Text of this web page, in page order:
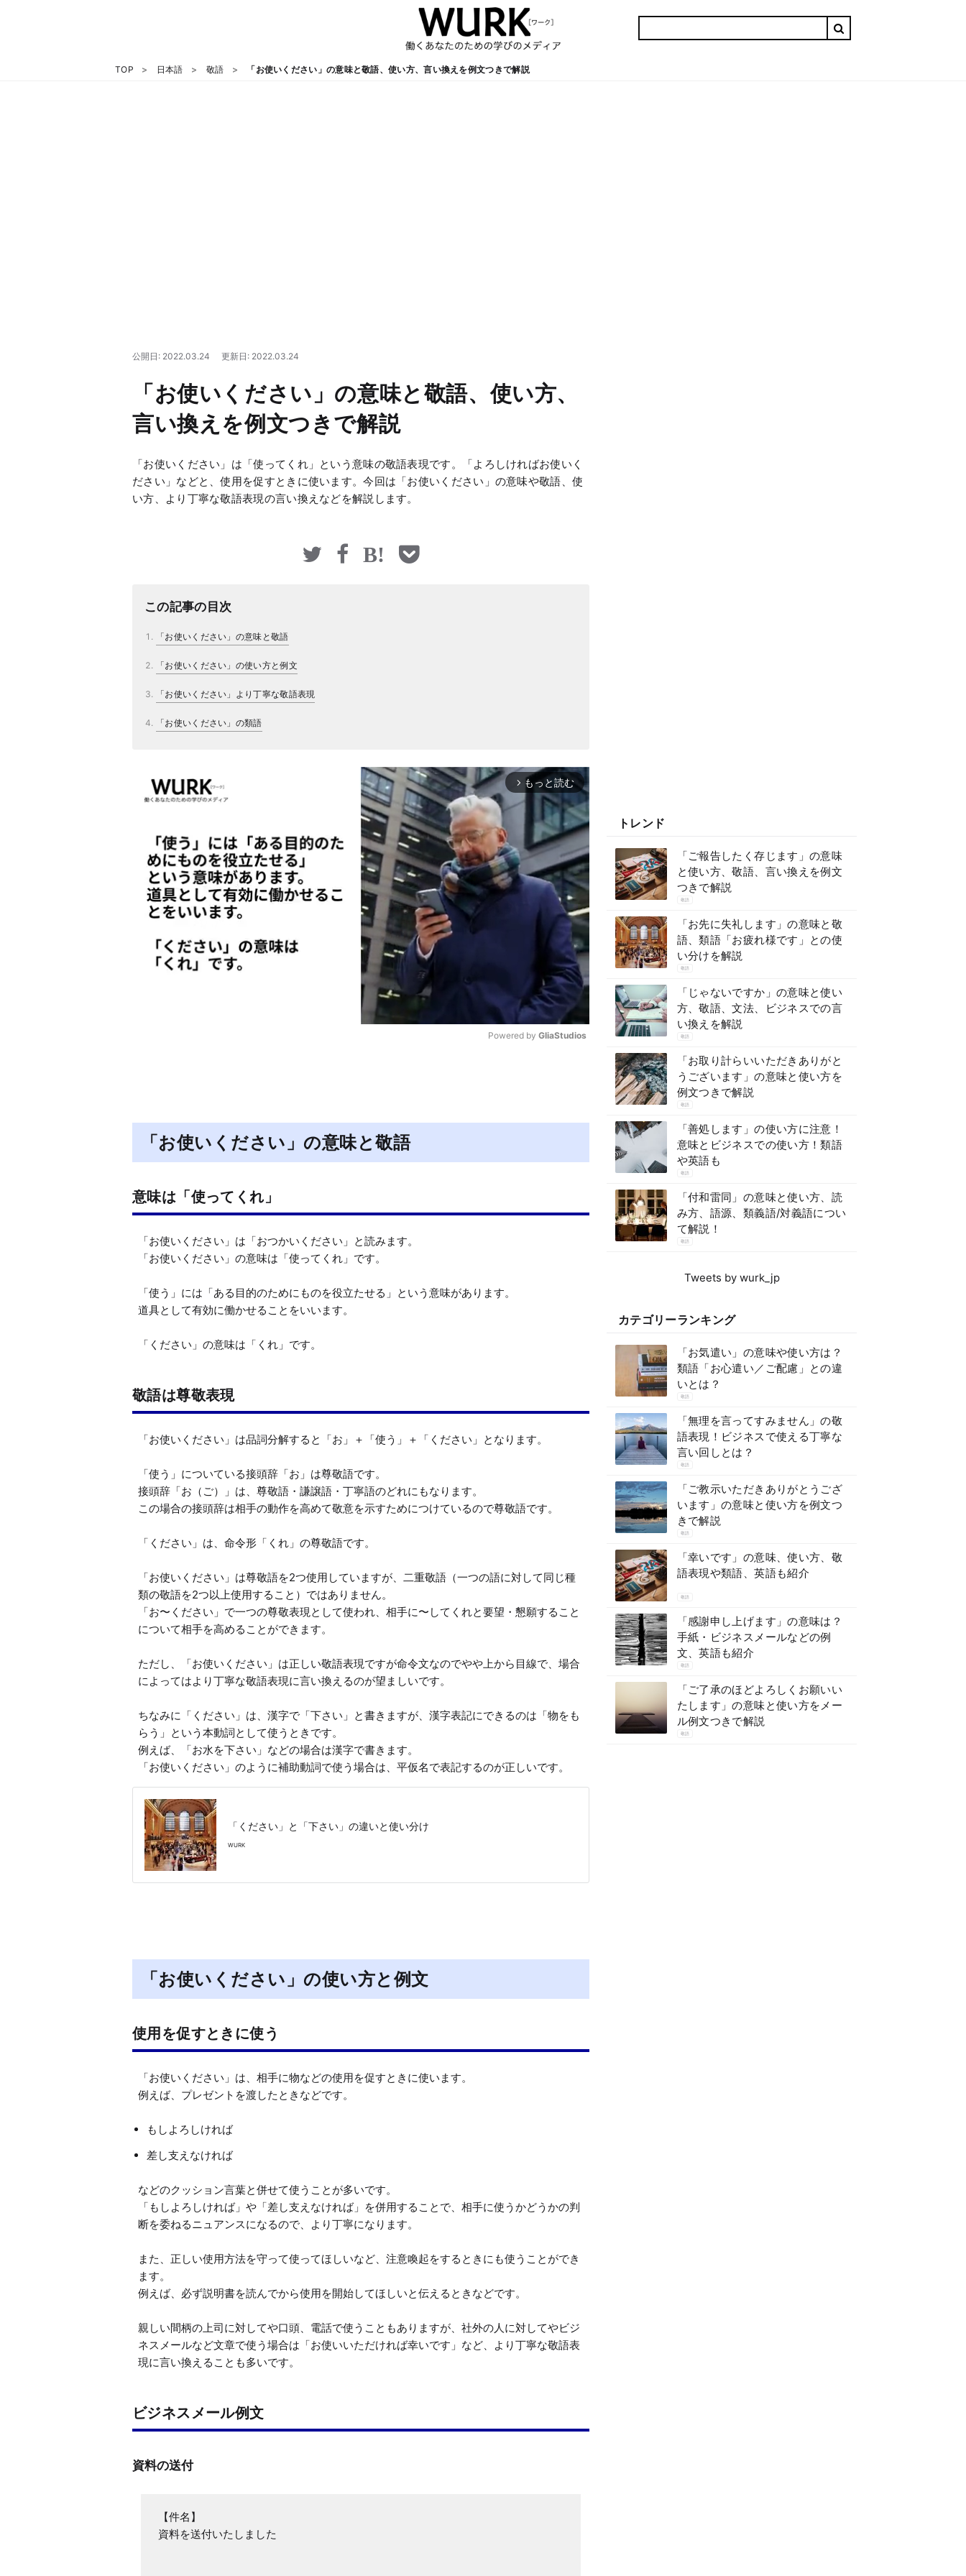
TOP 日本語 敬語 「お使いください」の意味と敬語、使い方、言い換えを例文つきで解説
公開日: 2022.03.24 更新日: 2022.03.24
「お使いください」の意味と敬語、使い方、
言い換えを例文つきで解説
「お使いください」は「使ってくれ」という意味の敬語表現です。「よろしければお使いく
ださい」などと、使用を促すときに使います。今回は「お使いください」の意味や敬語、使
い方、より丁寧な敬語表現の言い換えなどを解説します。
この記事の目次
「お使いください」の意味と敬語
「お使いください」の使い方と例文
「お使いください」より丁寧な敬語表現
「お使いください」の類語
arrow_forward_ios もっと読む
Powered by GliaStudios
「お使いください」の意味と敬語
意味は「使ってくれ」
「お使いください」は「おつかいください」と読みます。
「お使いください」の意味は「使ってくれ」です。
「使う」には「ある目的のためにものを役立たせる」という意味があります。
道具として有効に働かせることをいいます。
「ください」の意味は「くれ」です。
敬語は尊敬表現
「お使いください」は品詞分解すると「お」＋「使う」＋「ください」となります。
「使う」についている接頭辞「お」は尊敬語です。
接頭辞「お（ご）」は、尊敬語・謙譲語・丁寧語のどれにもなります。
この場合の接頭辞は相手の動作を高めて敬意を示すためにつけているので尊敬語です。
「ください」は、命令形「くれ」の尊敬語です。
「お使いください」は尊敬語を2つ使用していますが、二重敬語（一つの語に対して同じ種
類の敬語を2つ以上使用すること）ではありません。
「お〜ください」で一つの尊敬表現として使われ、相手に〜してくれと要望・懇願すること
について相手を高めることができます。
ただし、「お使いください」は正しい敬語表現ですが命令文なのでやや上から目線で、場合
によってはより丁寧な敬語表現に言い換えるのが望ましいです。
ちなみに「ください」は、漢字で「下さい」と書きますが、漢字表記にできるのは「物をも
らう」という本動詞として使うときです。
例えば、「お水を下さい」などの場合は漢字で書きます。
「お使いください」のように補助動詞で使う場合は、平仮名で表記するのが正しいです。
「ください」と「下さい」の違いと使い分け
WURK
「お使いください」の使い方と例文
使用を促すときに使う
「お使いください」は、相手に物などの使用を促すときに使います。
例えば、プレゼントを渡したときなどです。
もしよろしければ
差し支えなければ
などのクッション言葉と併せて使うことが多いです。
「もしよろしければ」や「差し支えなければ」を併用することで、相手に使うかどうかの判
断を委ねるニュアンスになるので、より丁寧になります。
また、正しい使用方法を守って使ってほしいなど、注意喚起をするときにも使うことができ
ます。
例えば、必ず説明書を読んでから使用を開始してほしいと伝えるときなどです。
親しい間柄の上司に対してや口頭、電話で使うこともありますが、社外の人に対してやビジ
ネスメールなど文章で使う場合は「お使いいただければ幸いです」など、より丁寧な敬語表
現に言い換えることも多いです。
ビジネスメール例文
資料の送付
【件名】
資料を送付いたしました
トレンド
「ご報告したく存じます」の意味
と使い方、敬語、言い換えを例文
つきで解説
敬語
「お先に失礼します」の意味と敬
語、類語「お疲れ様です」との使
い分けを解説
敬語
「じゃないですか」の意味と使い
方、敬語、文法、ビジネスでの言
い換えを解説
敬語
「お取り計らいいただきありがと
うございます」の意味と使い方を
例文つきで解説
敬語
「善処します」の使い方に注意！
意味とビジネスでの使い方！類語
や英語も
敬語
「付和雷同」の意味と使い方、読
み方、語源、類義語/対義語につい
て解説！
敬語
Tweets by wurk_jp
カテゴリーランキング
「お気遣い」の意味や使い方は？
類語「お心遣い／ご配慮」との違
いとは？
敬語
「無理を言ってすみません」の敬
語表現！ビジネスで使える丁寧な
言い回しとは？
敬語
「ご教示いただきありがとうござ
います」の意味と使い方を例文つ
きで解説
敬語
「幸いです」の意味、使い方、敬
語表現や類語、英語も紹介
敬語
「感謝申し上げます」の意味は？
手紙・ビジネスメールなどの例
文、英語も紹介
敬語
「ご了承のほどよろしくお願いい
たします」の意味と使い方をメー
ル例文つきで解説
敬語